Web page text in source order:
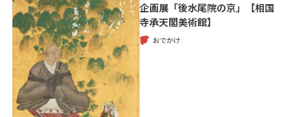
企画展「後水尾院の京」【相国
寺承天閣美術館】
おでかけ